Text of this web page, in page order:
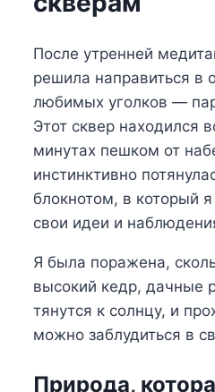
После утренней
решила направиться в
любимых уголков —
Этот сквер находился
минутах пешком от
инстинктивно
блокнотом, в который
свои идеи и
Я была поражена,
высокий кедр, дачные
тянутся к солнцу, и
можно заблудиться в
Природа,